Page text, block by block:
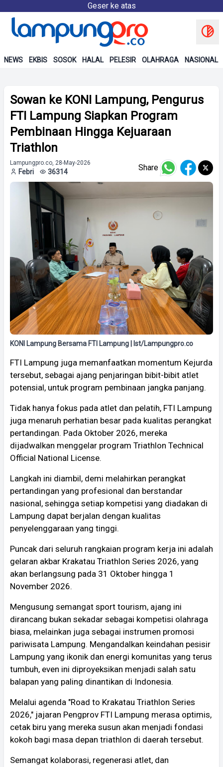
Geser ke atas
NEWS EKBIS SOSOK HALAL PELESIR OLAHRAGA NASIONAL
Sowan ke KONI Lampung, Pengurus
FTI Lampung Siapkan Program
Pembinaan Hingga Kejuaraan
Triathlon
Lampungpro.co, 28-May-2026
Febri 36314 Share
KONI Lampung Bersama FTI Lampung | Ist/Lampungpro.co
FTI Lampung juga memanfaatkan momentum Kejurda
tersebut, sebagai ajang penjaringan bibit-bibit atlet
potensial, untuk program pembinaan jangka panjang.
​Tidak hanya fokus pada atlet dan pelatih, FTI Lampung
juga menaruh perhatian besar pada kualitas perangkat
pertandingan. Pada Oktober 2026, mereka
dijadwalkan menggelar program Triathlon Technical
Official National License.
Langkah ini diambil, demi melahirkan perangkat
pertandingan yang profesional dan berstandar
nasional, sehingga setiap kompetisi yang diadakan di
Lampung dapat berjalan dengan kualitas
penyelenggaraan yang tinggi.
​Puncak dari seluruh rangkaian program kerja ini adalah
gelaran akbar Krakatau Triathlon Series 2026, yang
akan berlangsung pada 31 Oktober hingga 1
November 2026.
Mengusung semangat sport tourism, ajang ini
dirancang bukan sekadar sebagai kompetisi olahraga
biasa, melainkan juga sebagai instrumen promosi
pariwisata Lampung. Mengandalkan keindahan pesisir
Lampung yang ikonik dan energi komunitas yang terus
tumbuh, even ini diproyeksikan menjadi salah satu
balapan yang paling dinantikan di Indonesia.
​Melalui agenda "Road to Krakatau Triathlon Series
2026," jajaran Pengprov FTI Lampung merasa optimis,
cetak biru yang mereka susun akan menjadi fondasi
kokoh bagi masa depan triathlon di daerah tersebut.
Semangat kolaborasi, regenerasi atlet, dan